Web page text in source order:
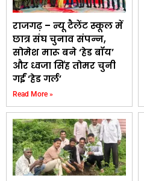
राजगढ़ – न्यू टैलेंट स्कूल में
छात्र संघ चुनाव संपन्न,
सोमेश मारू बने ‘हेड बॉय’
और ध्वजा सिंह तोमर चुनी
गईं ‘हेड गर्ल’
Read More »